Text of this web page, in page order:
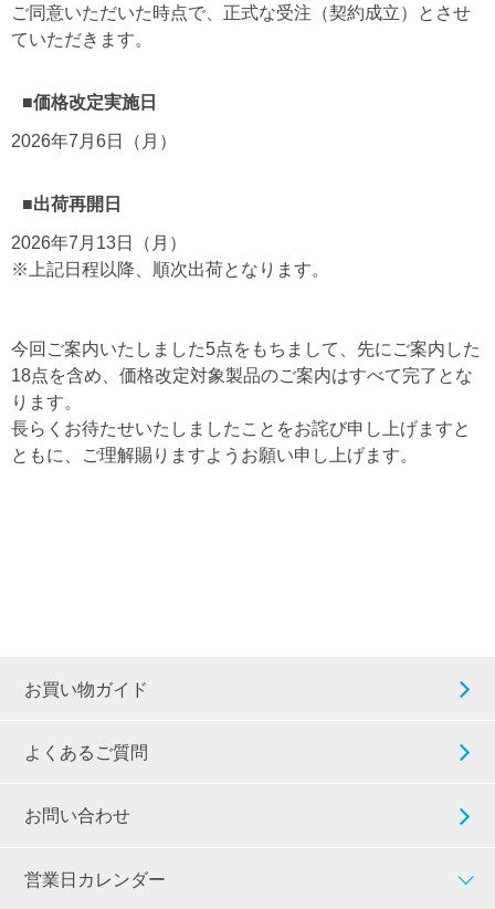
ご同意いただいた時点で、正式な受注（契約成立）とさせ
ていただきます。
■価格改定実施日
2026年7月6日（月）
■出荷再開日
2026年7月13日（月）
※上記日程以降、順次出荷となります。
今回ご案内いたしました5点をもちまして、先にご案内した
18点を含め、価格改定対象製品のご案内はすべて完了とな
ります。
長らくお待たせいたしましたことをお詫び申し上げますと
ともに、ご理解賜りますようお願い申し上げます。
お買い物ガイド
よくあるご質問
お問い合わせ
営業日カレンダー